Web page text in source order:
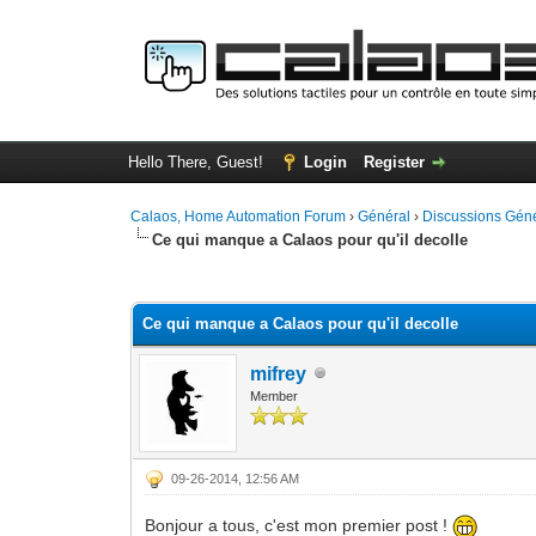
Hello There, Guest! Login Register
Calaos, Home Automation Forum ›Général › Discussions
Ce qui manque a Calaos pour qu'il decolle
Ce qui manque a Calaos pour qu'il decolle
mifrey
Member
09-26-2014, 12:56 AM
Bonjour a tous, c'est mon premier post !